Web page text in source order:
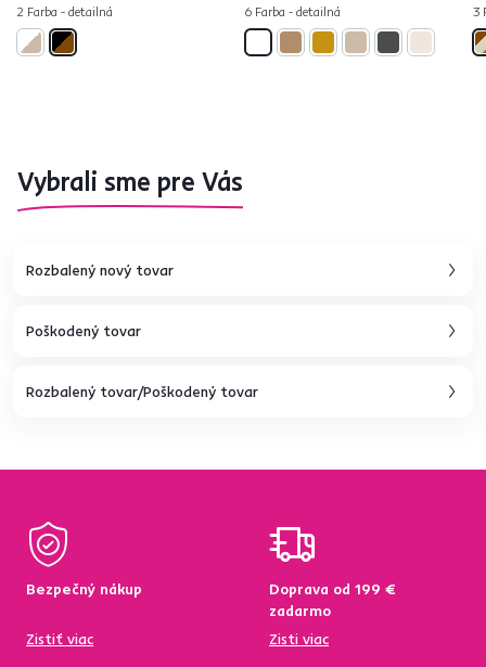
2 Farba - detailná 6 Farba - detailná 3
Vybrali sme pre Vás
Rozbalený nový tovar
Poškodený tovar
Rozbalený tovar/Poškodený tovar
Bezpečný nákup
Zistiť viac
Doprava od 199 €
zadarmo
Zisti viac